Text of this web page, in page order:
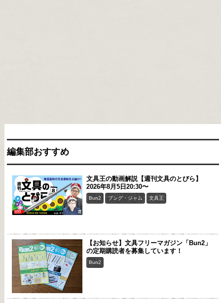
編集部おすすめ
文具王の動画解説【週刊文具のとびら】
2026年8月5日20:30〜
Bun2 ブング・ジャム 文具王
【お知らせ】文具フリーマガジン「Bun2」
の定期購読者を募集しています！
Bun2